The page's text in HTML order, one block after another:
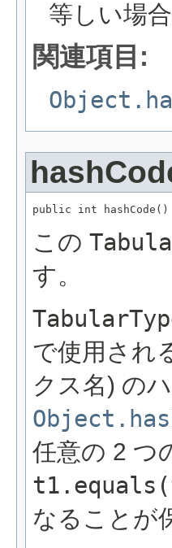
等しい場
関連項目:
public int hashCode()
この
す。
で使用され
クス名) の
任意の 2 つ
なることが